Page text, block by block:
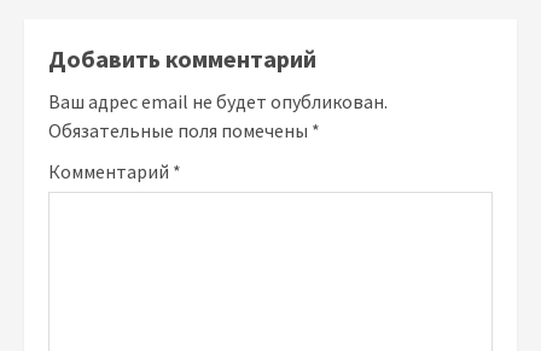
Добавить комментарий
Ваш адрес email не будет опубликован.
Обязательные поля помечены *
Комментарий *